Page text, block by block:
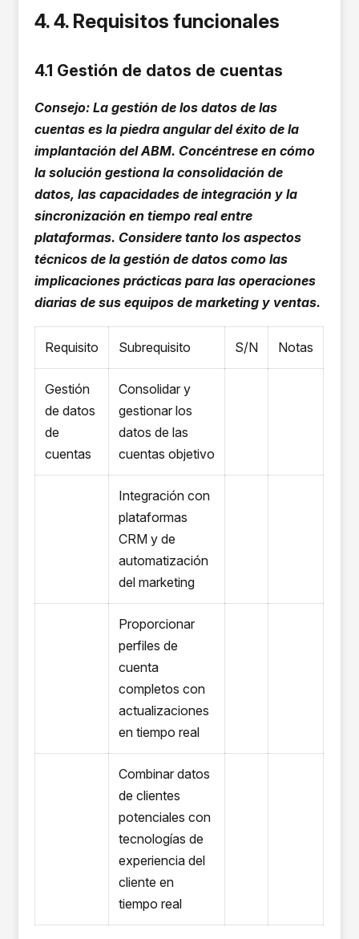
4. 4. Requisitos funcionales
4.1 Gestión de datos de cuentas
Consejo: La gestión de los datos de las
cuentas es la piedra angular del éxito de la
implantación del ABM. Concéntrese en cómo
la solución gestiona la consolidación de
datos, las capacidades de integración y la
sincronización en tiempo real entre
plataformas. Considere tanto los aspectos
técnicos de la gestión de datos como las
implicaciones prácticas para las operaciones
diarias de sus equipos de marketing y ventas.
Requisito Subrequisito S/N Notas
Gestión
de datos
de
cuentas
Consolidar y
gestionar los
datos de las
cuentas objetivo
Integración con
plataformas
CRM y de
automatización
del marketing
Proporcionar
perfiles de
cuenta
completos con
actualizaciones
en tiempo real
Combinar datos
de clientes
potenciales con
tecnologías de
experiencia del
cliente en
tiempo real